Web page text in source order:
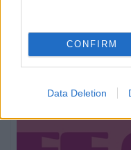
CONFIRM
Data Deletion
FA 7 SETMANES
Mapa dels refugis